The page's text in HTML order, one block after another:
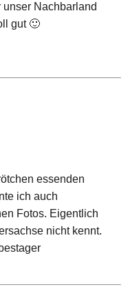
Nachbarland
gut 🙂
essenden
ich auch
Fotos. Eigentlich
nicht kennt.